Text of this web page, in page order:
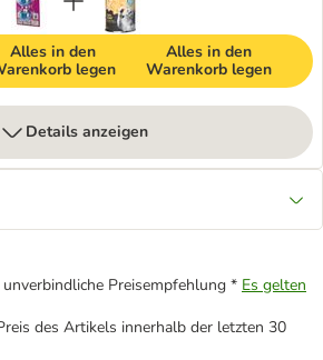
Alles in den
legen
Alles in den
Warenkorb legen
Details anzeigen
Preisempfehlung * Es gelten
des Artikels innerhalb der letzten 30